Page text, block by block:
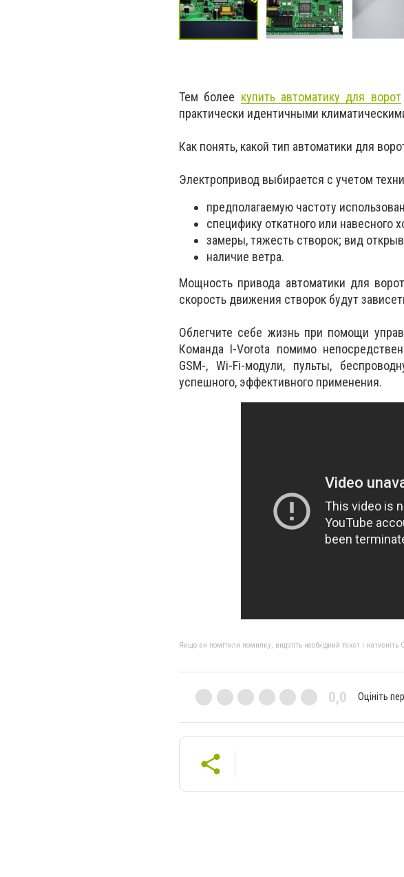
Тем более купить автоматику для ворот
практически идентичными
Как понять, какой тип автоматики для
Электропривод выбирается с учетом
предполагаемую частоту
специфику откатного или навесного
замеры, тяжесть створок; вид
наличие ветра.
Мощность привода автоматики для
скорость движения створок будут
Облегчите себе жизнь при помощи
Команда I-Vorota помимо
GSM-, Wi-Fi-модули, пульты,
успешного, эффективного применения.
Якщо ви помітили помилку, виділіть необхідний текст і
0,0 Оцініть